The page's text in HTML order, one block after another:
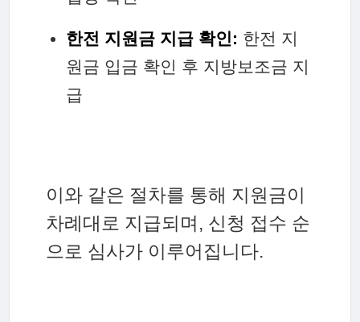
한전 지원금 지급 확인: 한전 지
원금 입금 확인 후 지방보조금 지
급
이와 같은 절차를 통해 지원금이
차례대로 지급되며, 신청 접수 순
으로 심사가 이루어집니다.